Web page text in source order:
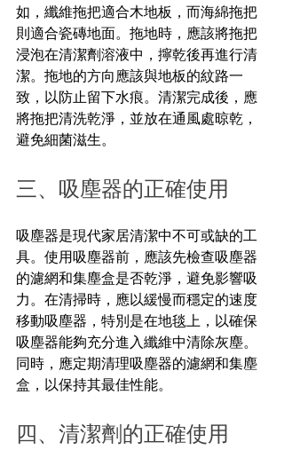
如，纖維拖把適合木地板，而海綿拖把
則適合瓷磚地面。拖地時，應該將拖把
浸泡在清潔劑溶液中，擰乾後再進行清
潔。拖地的方向應該與地板的紋路一
致，以防止留下水痕。清潔完成後，應
將拖把清洗乾淨，並放在通風處晾乾，
避免細菌滋生。
三、吸塵器的正確使用
吸塵器是現代家居清潔中不可或缺的工
具。使用吸塵器前，應該先檢查吸塵器
的濾網和集塵盒是否乾淨，避免影響吸
力。在清掃時，應以緩慢而穩定的速度
移動吸塵器，特別是在地毯上，以確保
吸塵器能夠充分進入纖維中清除灰塵。
同時，應定期清理吸塵器的濾網和集塵
盒，以保持其最佳性能。
四、清潔劑的正確使用